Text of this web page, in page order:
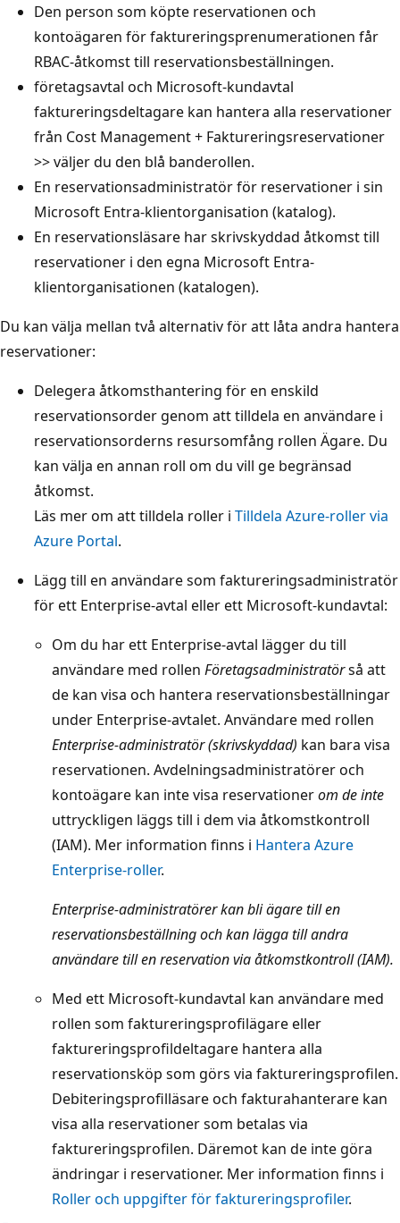
Den person som köpte reservationen och
kontoägaren för faktureringsprenumerationen får
RBAC-åtkomst till reservationsbeställningen.
företagsavtal och Microsoft-kundavtal
faktureringsdeltagare kan hantera alla reservationer
från Cost Management + Faktureringsreservationer
>> väljer du den blå banderollen.
En reservationsadministratör för reservationer i sin
Microsoft Entra-klientorganisation (katalog).
En reservationsläsare har skrivskyddad åtkomst till
reservationer i den egna Microsoft Entra-
klientorganisationen (katalogen).
Du kan välja mellan två alternativ för att låta andra hantera
reservationer:
Delegera åtkomsthantering för en enskild
reservationsorder genom att tilldela en användare i
reservationsorderns resursomfång rollen Ägare. Du
kan välja en annan roll om du vill ge begränsad
åtkomst.
Läs mer om att tilldela roller i Tilldela Azure-roller via
Azure Portal.
Lägg till en användare som faktureringsadministratör
för ett Enterprise-avtal eller ett Microsoft-kundavtal:
Om du har ett Enterprise-avtal lägger du till
användare med rollen Företagsadministratörså att
de kan visa och hantera reservationsbeställningar
under Enterprise-avtalet. Användare med rollen
Enterprise-administratör (skrivskyddad) kan bara visa
reservationen. Avdelningsadministratörer och
kontoägare kan inte visa reservationerom de inte
uttryckligen läggs till i dem via åtkomstkontroll
(IAM). Mer information finns i Hantera Azure
Enterprise-roller.
Enterprise-administratörer kan bli ägare till en
reservationsbeställning och kan lägga till andra
användare till en reservation via åtkomstkontroll (IAM).
Med ett Microsoft-kundavtal kan användare med
rollen som faktureringsprofilägare eller
faktureringsprofildeltagare hantera alla
reservationsköp som görs via faktureringsprofilen.
Debiteringsprofilläsare och fakturahanterare kan
visa alla reservationer som betalas via
faktureringsprofilen. Däremot kan de inte göra
ändringar i reservationer. Mer information finns i
Roller och uppgifter för faktureringsprofiler.